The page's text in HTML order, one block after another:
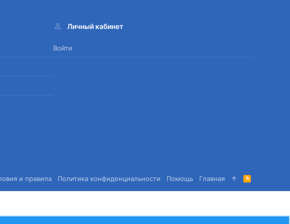
Личный кабинет
Войти
и правила Политика конфиденциальности Помощь Главная
R
S
S